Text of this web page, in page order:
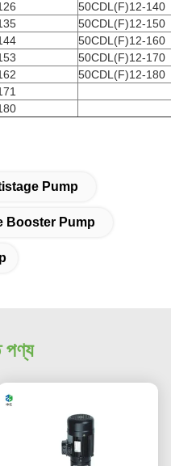
50CDL(F)12-140
50CDL(F)12-150
50CDL(F)12-160
50CDL(F)12-170
50CDL(F)12-180
Pump
Booster Pump
পণ্য